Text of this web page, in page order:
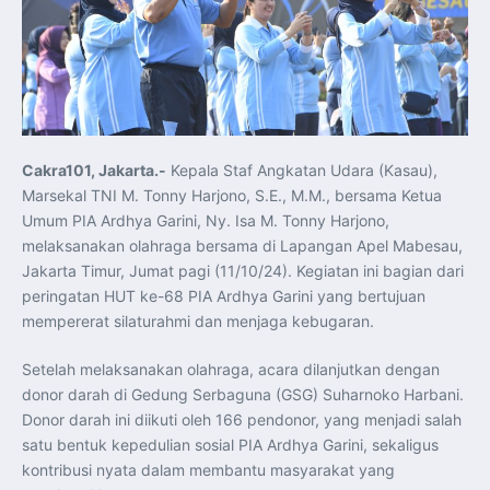
Koordinasi Jaga Stabilitas Keuangan dan Kepercayaan
Pasar
Presiden Prabowo Perkuat Sinergi Perguruan Tinggi dan
PT PAL untuk Majukan Industri Perkapalan Nasional
KASAL dan Panglima Armada Pasifik Rusia Resmi Buka
Latma ORRUDA 2026
T-50i Golden Eagle TNI AU Meriahkan Pitch Black Mindil
Beach Flying Display 2026
Indonesia dan Turki Sepakati Joint Action Plan 2026–
Balai Vokasi
TNI AU Tingkatkan Kemampuan Personel melalui
Pelatihan Signal Radio untuk Misi Pertahanan Udara dan
Radar
Menkeu Purbaya Instruksikan Penyelarasan Aturan KEK
untuk Perkuat Daya Saing Industri Dalam Negeri
Mentan Amran Pacu Produksi Gula Nasional, Target
Swasembada Gula Putih Dua Tahun dan Tembus 3 Juta
Ton
Menlu Sugiono Tekankan Inovasi sebagai Kunci
Penguatan Kerja Sama Konkret ASEAN Plus Three
Latihan DACT di Exercise Pitch Black 2026 Tingkatkan
Kesiapan Tempur Penerbang TNI AU
Menlu Sugiono: “Kekuatan Ekonomi ASEAN-RRT Harus
Menjadi Penopang Stabilitas Kawasan”
ASEAN dan Amerika Serikat Perkuat Kemitraan untuk
Jaga Stabilitas Kawasan dan Dorong Pertumbuhan
Ekonomi
Presiden Prabowo Terima Direktur FBI, Indonesia dan AS
Cakra101, Jakarta.- Kepala Staf Angkatan Udara (Kasau),
Marsekal TNI M. Tonny Harjono, S.E., M.M., bersama Ketua
Umum PIA Ardhya Garini, Ny. Isa M. Tonny Harjono,
melaksanakan olahraga bersama di Lapangan Apel Mabesau,
Jakarta Timur, Jumat pagi (11/10/24). Kegiatan ini bagian dari
peringatan HUT ke-68 PIA Ardhya Garini yang bertujuan
mempererat silaturahmi dan menjaga kebugaran.
Setelah melaksanakan olahraga, acara dilanjutkan dengan
donor darah di Gedung Serbaguna (GSG) Suharnoko Harbani.
Donor darah ini diikuti oleh 166 pendonor, yang menjadi salah
satu bentuk kepedulian sosial PIA Ardhya Garini, sekaligus
kontribusi nyata dalam membantu masyarakat yang